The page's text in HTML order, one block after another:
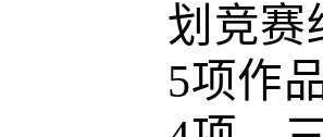
划竞赛
5项作